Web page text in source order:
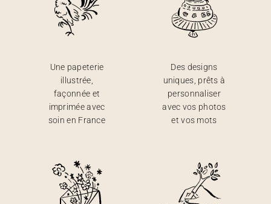
Une papeterie
illustrée,
façonnée et
imprimée avec
soin en France
Des designs
uniques, prêts à
personnaliser
avec vos photos
et vos mots